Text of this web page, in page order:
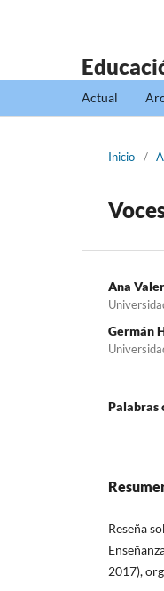
Actual
Inicio /
Ana
Germán
Palabras
Reseña
2017),